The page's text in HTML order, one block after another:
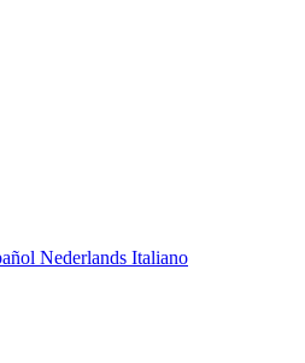
Nederlands Italiano